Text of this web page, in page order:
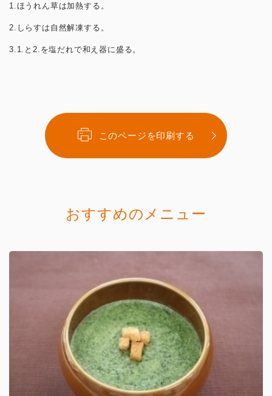
1.ほうれん草は加熱する。
2.しらすは自然解凍する。
3.1.と2.を塩だれで和え器に盛る。
このページを印刷する
おすすめのメニュー